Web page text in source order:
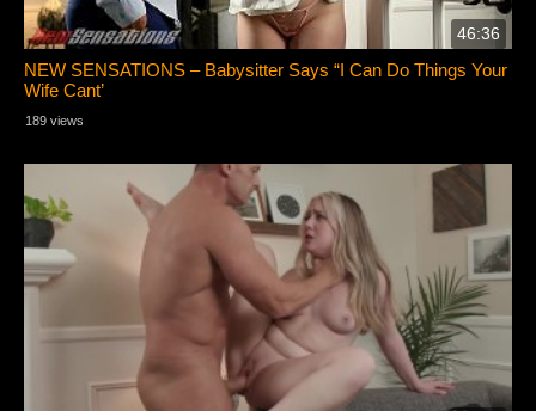
46:36
NEW SENSATIONS – Babysitter Says “I Can Do Things Your
Wife Cant’
189 views